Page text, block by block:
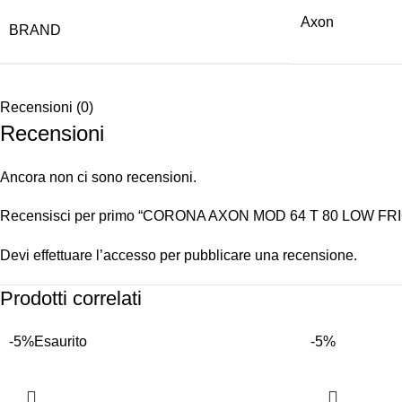
BRAND
Axon
Recensioni (0)
Recensioni
Ancora non ci sono recensioni.
Recensisci per primo “CORONA AXON MOD 64 T 80 LOW
Devi effettuare l’accesso per pubblicare una recensione.
Prodotti correlati
-5%Esaurito -5%